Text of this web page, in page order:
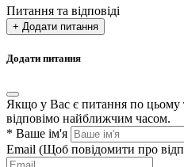
Питання та відповіді
+ Додати питання
Додати питання
Якщо у Вас є питання по цьому
відповімо найближчим часом.
* Ваше ім'я
Email (Щоб повідомити про